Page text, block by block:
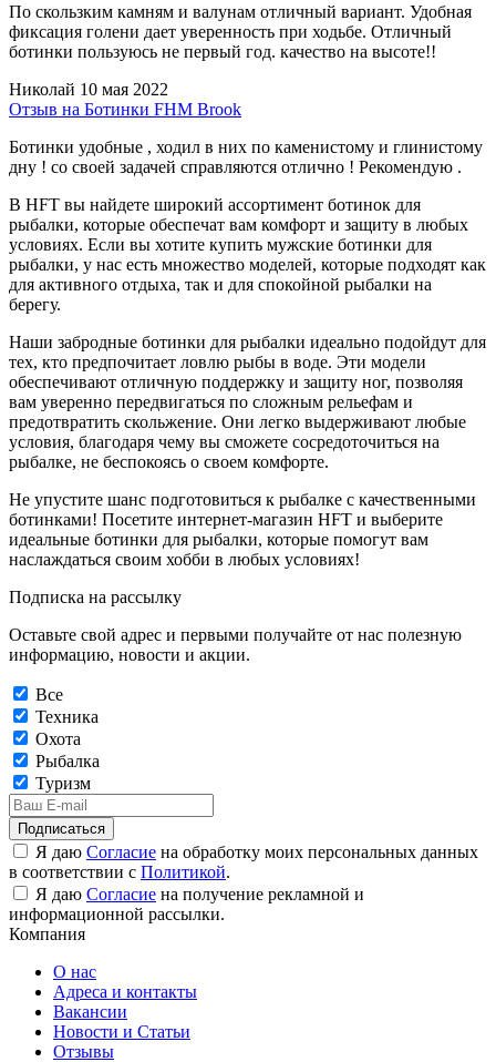
По скользким камням и валунам отличный вариант. Удобная
фиксация голени дает уверенность при ходьбе. Отличный
ботинки пользуюсь не первый год. качество на высоте!!
Николай 10 мая 2022
Отзыв на Ботинки FHM Brook
Ботинки удобные , ходил в них по каменистому и глинистому
дну ! со своей задачей справляются отлично ! Рекомендую .
В HFT вы найдете широкий ассортимент ботинок для
рыбалки, которые обеспечат вам комфорт и защиту в любых
условиях. Если вы хотите купить мужские ботинки для
рыбалки, у нас есть множество моделей, которые подходят как
для активного отдыха, так и для спокойной рыбалки на
берегу.
Наши забродные ботинки для рыбалки идеально подойдут для
тех, кто предпочитает ловлю рыбы в воде. Эти модели
обеспечивают отличную поддержку и защиту ног, позволяя
вам уверенно передвигаться по сложным рельефам и
предотвратить скольжение. Они легко выдерживают любые
условия, благодаря чему вы сможете сосредоточиться на
рыбалке, не беспокоясь о своем комфорте.
Не упустите шанс подготовиться к рыбалке с качественными
ботинками! Посетите интернет-магазин HFT и выберите
идеальные ботинки для рыбалки, которые помогут вам
наслаждаться своим хобби в любых условиях!
Подписка на рассылку
Оставьте свой адрес и первыми получайте от нас полезную
информацию, новости и акции.
Все
Техника
Охота
Рыбалка
Туризм
Подписаться
Я даю Согласие на обработку моих персональных данных
в соответствии с Политикой.
Я даю Согласие на получение рекламной и
информационной рассылки.
Компания
О нас
Адреса и контакты
Вакансии
Новости и Статьи
Отзывы